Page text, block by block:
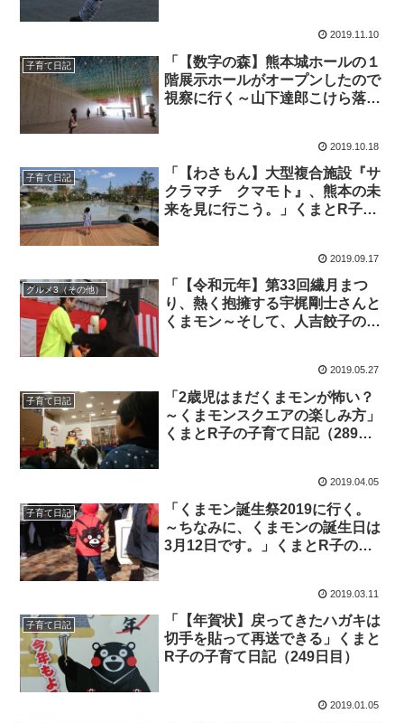
2019.11.10
子育て日記
「【数字の森】熊本城ホールの１
階展示ホールがオープンしたので
視察に行く～山下達郎こけら落と
2019.10.18
子育て日記
「【わさもん】大型複合施設『サ
クラマチ クマモト』、熊本の未
来を見に行こう。」くまとR子の
2019.09.17
グルメ3（その他）
「【令和元年】第33回繊月まつ
り、熱く抱擁する宇梶剛士さんと
くまモン～そして、人吉餃子の名
2019.05.27
子育て日記
「2歳児はまだくまモンが怖い？
～くまモンスクエアの楽しみ方」
くまとR子の子育て日記（289日
2019.04.05
子育て日記
「くまモン誕生祭2019に行く。
～ちなみに、くまモンの誕生日は
3月12日です。」くまとR子の子
2019.03.11
子育て日記
「【年賀状】戻ってきたハガキは
切手を貼って再送できる」くまと
R子の子育て日記（249日目）
2019.01.05